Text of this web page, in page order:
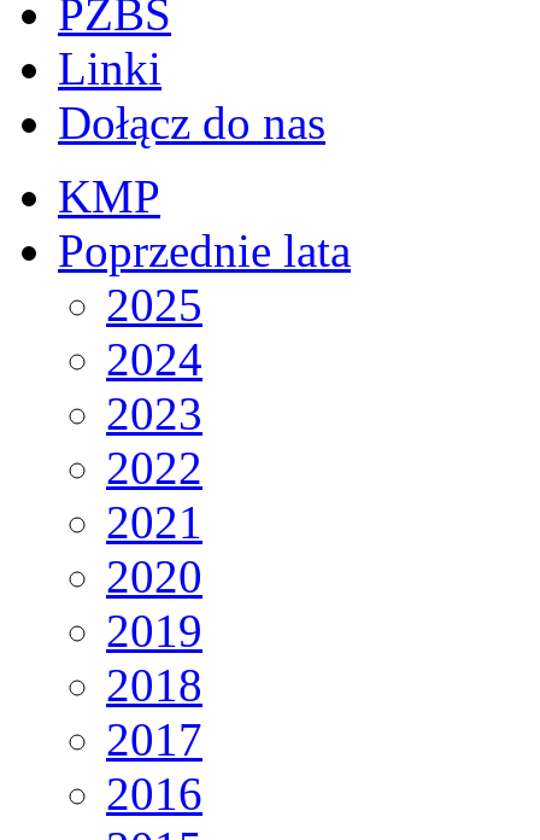
PZBS
Linki
Dołącz do nas
KMP
Poprzednie lata
2025
2024
2023
2022
2021
2020
2019
2018
2017
2016